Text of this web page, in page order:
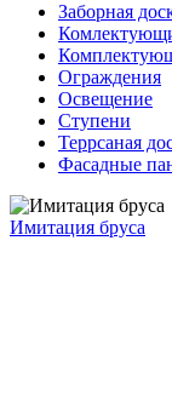
Заборная
Ограждения
Освещение
Ступени
Террсаная
Фасадные
Имитация бруса